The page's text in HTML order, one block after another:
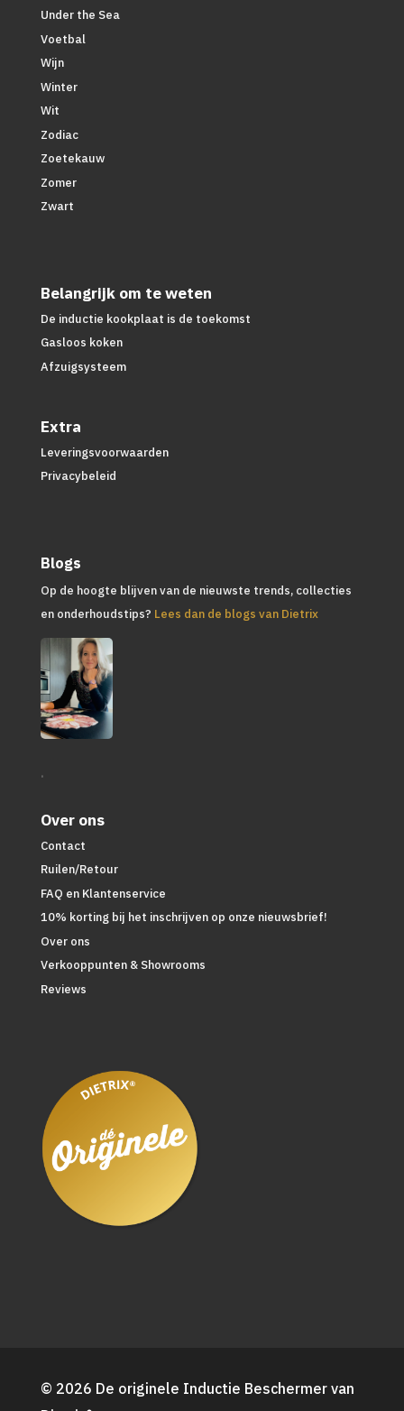
Under the Sea
Voetbal
Wijn
Winter
Wit
Zodiac
Zoetekauw
Zomer
Zwart
Belangrijk om te weten
De inductie kookplaat is de toekomst
Gasloos koken
Afzuigsysteem
Extra
Leveringsvoorwaarden
Privacybeleid
Blogs
Op de hoogte blijven van de nieuwste trends, collecties
en onderhoudstips? Lees dan de blogs van Dietrix
.
Over ons
Contact
Ruilen/Retour
FAQ en Klantenservice
10% korting bij het inschrijven op onze nieuwsbrief!
Over ons
Verkooppunten & Showrooms
Reviews
© 2026 De originele Inductie Beschermer van